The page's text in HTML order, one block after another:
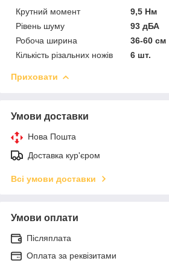
Крутний момент
9,5 Нм
Рівень шуму
93 дБА
Робоча ширина
36-60 см
Кількість різальних ножів
6 шт.
Приховати
Умови доставки
Нова Пошта
Доставка кур'єром
Всі умови доставки
Умови оплати
Післяплата
Оплата за реквізитами